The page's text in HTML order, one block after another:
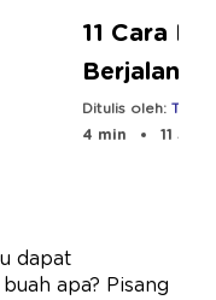
11 Cara
Berjalan
Ditulis oleh: Tim
4 min
11 Sep
dapat
apa? Pisang